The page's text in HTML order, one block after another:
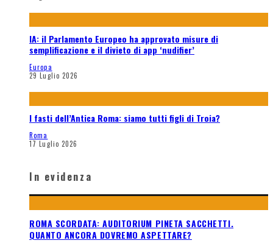
IA: il Parlamento Europeo ha approvato misure di
semplificazione e il divieto di app ‘nudifier’
Europa
29 Luglio 2026
I fasti dell’Antica Roma: siamo tutti figli di Troia?
Roma
17 Luglio 2026
In evidenza
ROMA SCORDATA: AUDITORIUM PINETA SACCHETTI.
QUANTO ANCORA DOVREMO ASPETTARE?